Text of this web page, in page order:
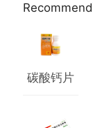
Recommend
碳酸钙片